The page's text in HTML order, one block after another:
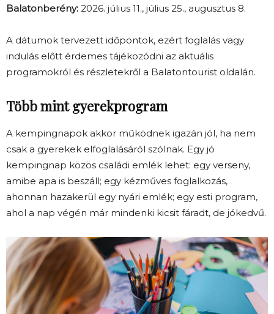
Balatonberény: 2026. július 11., július 25., augusztus 8.
A dátumok tervezett időpontok, ezért foglalás vagy
indulás előtt érdemes tájékozódni az aktuális
programokról és részletekről a Balatontourist oldalán.
Több mint gyerekprogram
A kempingnapok akkor működnek igazán jól, ha nem
csak a gyerekek elfoglalásáról szólnak. Egy jó
kempingnap közös családi emlék lehet: egy verseny,
amibe apa is beszáll; egy kézműves foglalkozás,
ahonnan hazakerül egy nyári emlék; egy esti program,
ahol a nap végén már mindenki kicsit fáradt, de jókedvű.